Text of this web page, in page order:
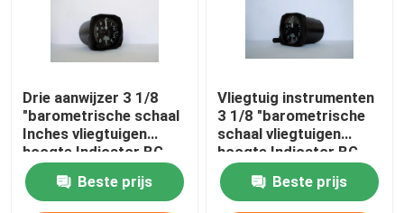
Drie aanwijzer 3 1/8
"barometrische schaal
Inches vliegtuigen
hoogte Indicator BG-
3A
Beste prijs
Vliegtuig instrumenten
3 1/8 "barometrische
schaal vliegtuigen
hoogte Indicator BG-
3A
Beste prijs